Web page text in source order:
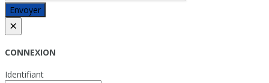
Envoyer
×
CONNEXION
Identifiant